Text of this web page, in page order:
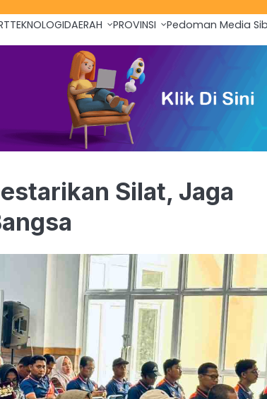
TEKNOLOGIDAERAH PROVINSI Pedoman Media
Silat, Jaga